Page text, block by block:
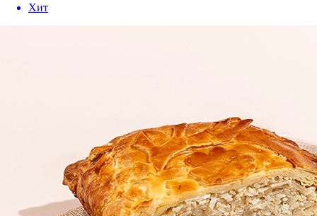
Хит